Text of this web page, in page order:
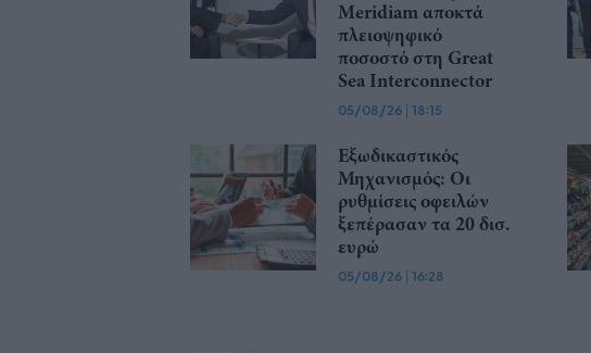
Meridiam αποκτά
πλειοψηφικό
ποσοστό στη Great
Sea Interconnector
05/08/26 | 18:15
Εξωδικαστικός
Μηχανισμός: Οι
ρυθμίσεις οφειλών
ξεπέρασαν τα 20 δισ.
ευρώ
05/08/26 | 16:28